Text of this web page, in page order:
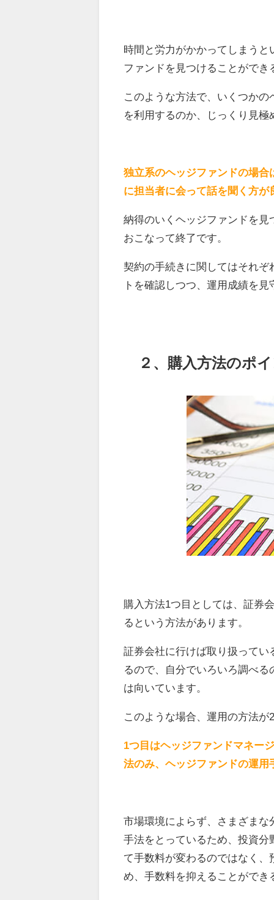
時間と労力がかかってしまう
ファンドを見つけることができ
このような方法で、いくつか
を利用するのか、じっくり見極
独立系のヘッジファンドの場
に担当者に会って話を聞く方が
納得のいくヘッジファンドを
おこなって終了です。
契約の手続きに関してはそれ
トを確認しつつ、運用成績を
２、購入方法のポ
購入方法1つ目としては、証券
るという方法があります。
証券会社に行けば取り扱って
るので、自分でいろいろ調べ
は向いています。
このような場合、運用の方法
1つ目はヘッジファンドマネー
法のみ、ヘッジファンドの運
市場環境によらず、さまざま
手法をとっているため、投資
て手数料が変わるのではなく
め、手数料を抑えることがで